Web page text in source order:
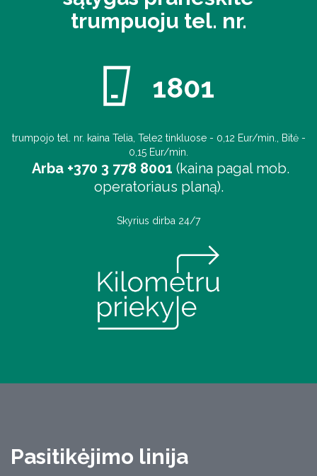
trumpuoju tel. nr.
1801
trumpojo tel. nr. kaina Telia, Tele2 tinkluose - 0,12 Eur/min., Bitė -
0,15 Eur/min.
Arba +370 3 778 8001 (kaina pagal mob.
operatoriaus planą).
Skyrius dirba 24/7
Pasitikėjimo linija